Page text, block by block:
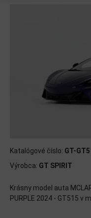
Katalógové číslo: GT-
Výrobca: GT SPIRIT
Krásny model auta
PURPLE 2024 - GT515 v